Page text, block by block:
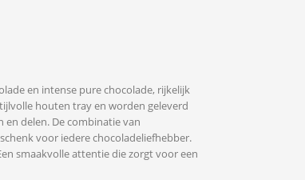
en intense pure chocolade, rijkelijk
houten tray en worden geleverd
en delen. De combinatie van
voor iedere chocoladeliefhebber.
smaakvolle attentie die zorgt voor een